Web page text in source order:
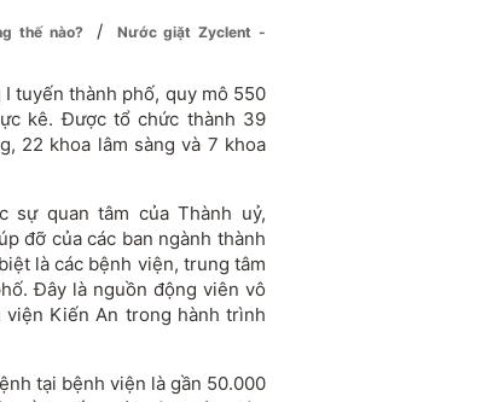
thế nào? /
Nước giặt Zyclent -
tuyến thành phố, quy mô 550
kê. Được tổ chức thành 39
22 khoa lâm sàng và 7 khoa
sự quan tâm của Thành uỷ,
đỡ của các ban ngành thành
là các bệnh viện, trung tâm
Đây là nguồn động viên vô
Kiến An trong hành trình
tại bệnh viện là gần 50.000